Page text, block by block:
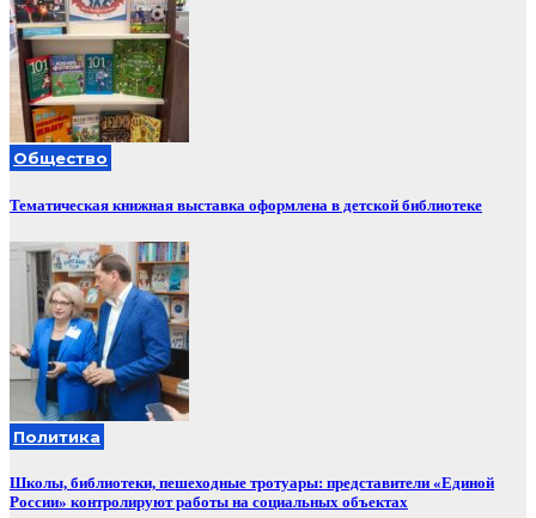
Общество
Тематическая книжная выставка оформлена в детской библиотеке
Политика
Школы, библиотеки, пешеходные тротуары: представители «Единой
России» контролируют работы на социальных объектах